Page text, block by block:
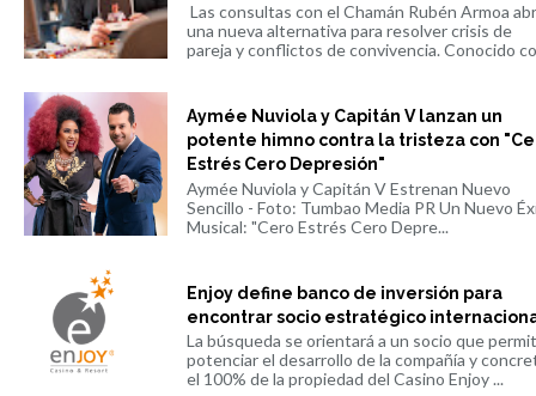
Las consultas con el Chamán Rubén Armoa
una nueva alternativa para resolver crisis de
pareja y conflictos de convivencia. Conocido
Aymée Nuviola y Capitán V lanzan un
potente himno contra la tristeza con
Estrés Cero Depresión"
Aymée Nuviola y Capitán V Estrenan Nuevo
Sencillo - Foto: Tumbao Media PR Un Nuevo
Musical: "Cero Estrés Cero Depre...
Enjoy define banco de inversión para
encontrar socio estratégico
La búsqueda se orientará a un socio que
potenciar el desarrollo de la compañía y
el 100% de la propiedad del Casino Enjoy ...